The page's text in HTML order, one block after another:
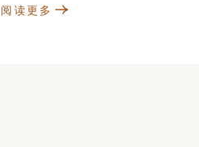
阅读更多